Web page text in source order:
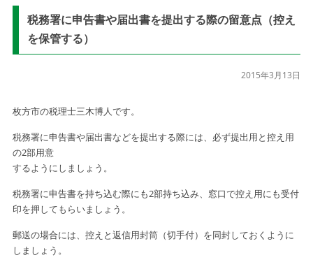
税務署に申告書や届出書を提出する際の留意点（控え
を保管する）
2015年3月13日
枚方市の税理士三木博人です。
税務署に申告書や届出書などを提出する際には、必ず提出用と控え用
の2部用意
するようにしましょう。
税務署に申告書を持ち込む際にも2部持ち込み、窓口で控え用にも受付
印を押してもらいましょう。
郵送の場合には、控えと返信用封筒（切手付）を同封しておくように
しましょう。